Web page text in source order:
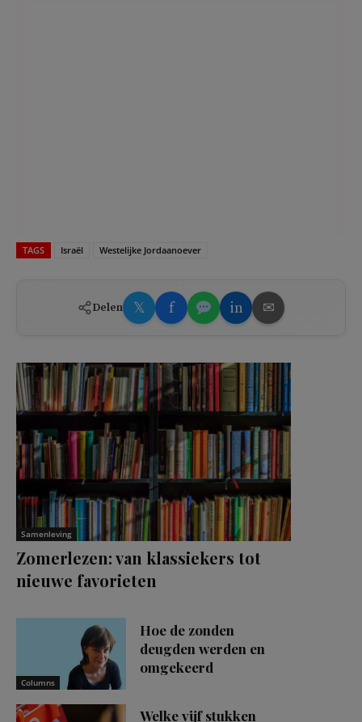
TAGS Israël Westelijke Jordaanoever
Delen 𝕏 f in ✉
Samenleving
Zomerlezen: van klassiekers tot
nieuwe favorieten
Columns
Hoe de zonden
deugden werden en
omgekeerd
Welke vijf stukken